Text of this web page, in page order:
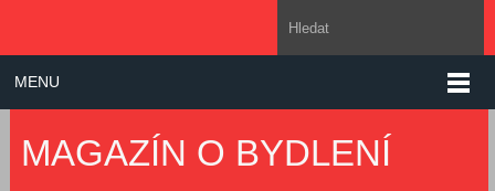
MENU
MAGAZÍN O BYDLENÍ